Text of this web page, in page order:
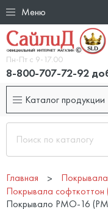
Меню
Пн-Пт с 9-17.00
8-800-707-72-92
Каталог продукции
Главная Покрывала
Покрывала софткоттон
Покрывало PMO-16